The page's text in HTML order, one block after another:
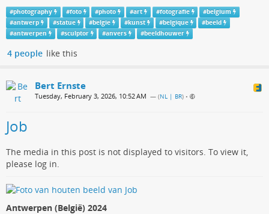
#photography #foto #photo #art #fotografie #belgium
#antwerp #statue #belgie #kunst #belgique #beeld
#antwerpen #sculptor #anvers #beeldhouwer
4 people like this
Bert Ernste
Tuesday, February 3, 2026, 10:52 AM — (NL | BR) •
Job
The media in this post is not displayed to visitors. To view it,
please log in.
Antwerpen (België) 2024